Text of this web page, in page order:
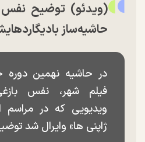
(ویدئو) توضیح نفس
حاشیه‌ساز
در حاشیه نهمین دوره
فیلم شهر، نفس
ویدیویی که در مراسم
ژاپنی ها» وایرال شد